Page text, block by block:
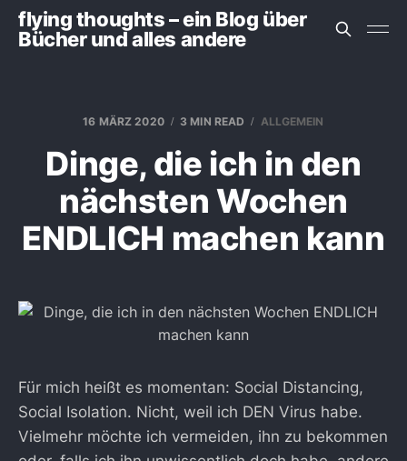
flying thoughts – ein Blog über
Bücher und alles andere
16 MÄRZ 2020 3 MIN READ ALLGEMEIN
Dinge, die ich in den
nächsten Wochen
ENDLICH machen kann
Für mich heißt es momentan: Social Distancing,
Social Isolation. Nicht, weil ich DEN Virus habe.
Vielmehr möchte ich vermeiden, ihn zu bekommen